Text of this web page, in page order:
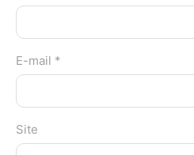
E-mail *
Site